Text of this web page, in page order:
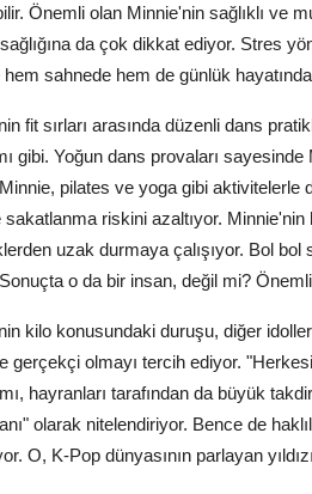
Önemli olan Minnie'nin sağlıklı ve
da çok dikkat ediyor. Stres
sahnede hem de günlük
fit sırları arasında düzenli dans
gibi. Yoğun dans provaları
pilates ve yoga gibi
sakatlanma riskini azaltıyor. Minnie'nin
uzak durmaya çalışıyor. Bol
o da bir insan, değil mi?
kilo konusundaki duruşu, diğer
gerçekçi olmayı tercih ediyor.
hayranları tarafından da büyük
olarak nitelendiriyor. Bence de
O, K-Pop dünyasının parlayan